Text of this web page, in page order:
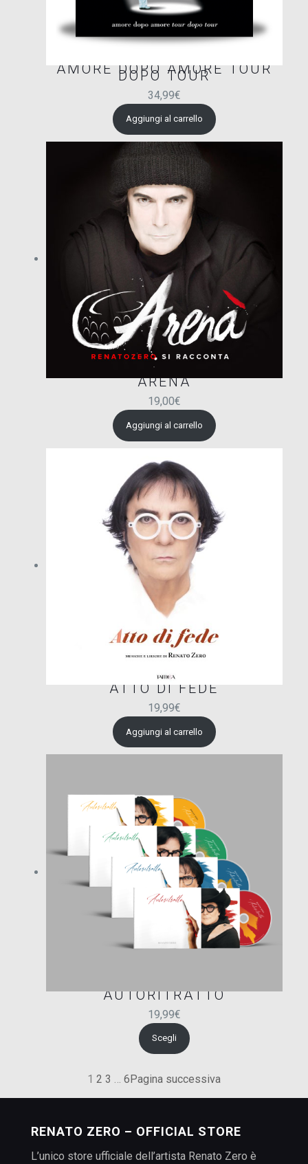
AMORE DOPO AMORE TOUR
DOPO TOUR
34,99€
Aggiungi al carrello
ARENÀ
19,00€
Aggiungi al carrello
ATTO DI FEDE
19,99€
Aggiungi al carrello
AUTORITRATTO
19,99€
Scegli
1 2 3 … 6Pagina successiva
RENATO ZERO – OFFICIAL STORE
L’unico store ufficiale dell’artista Renato Zero è